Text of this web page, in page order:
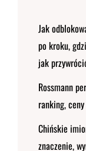
Jak
po kroku,
jak
Rossmann
ranking,
Chińskie
znaczenie,